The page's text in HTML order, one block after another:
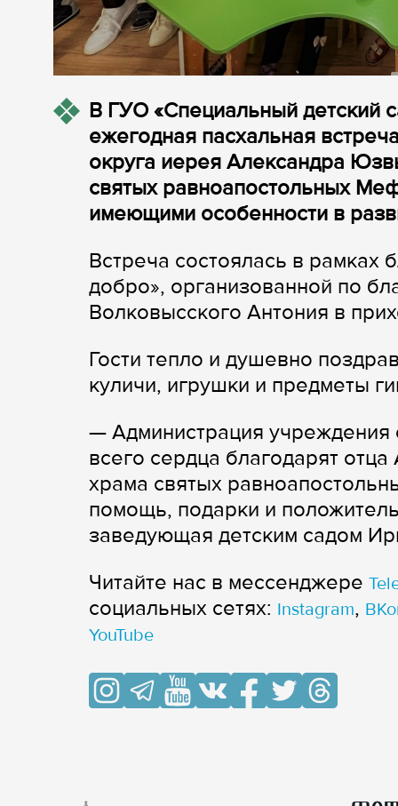
В ГУО «Специальный детский
ежегодная пасхальная
округа иерея Александра
святых равноапостольных
имеющими особенности в
Встреча состоялась в рамках
добро», организованной по
Волковысского Антония в
Гости тепло и душевно
куличи, игрушки и предметы
— Администрация учреждения
всего сердца благодарят
храма святых
помощь, подарки и
заведующая детским садом
Читайте нас в мессенджере
cоциальных сетях: Instagram,
YouTube